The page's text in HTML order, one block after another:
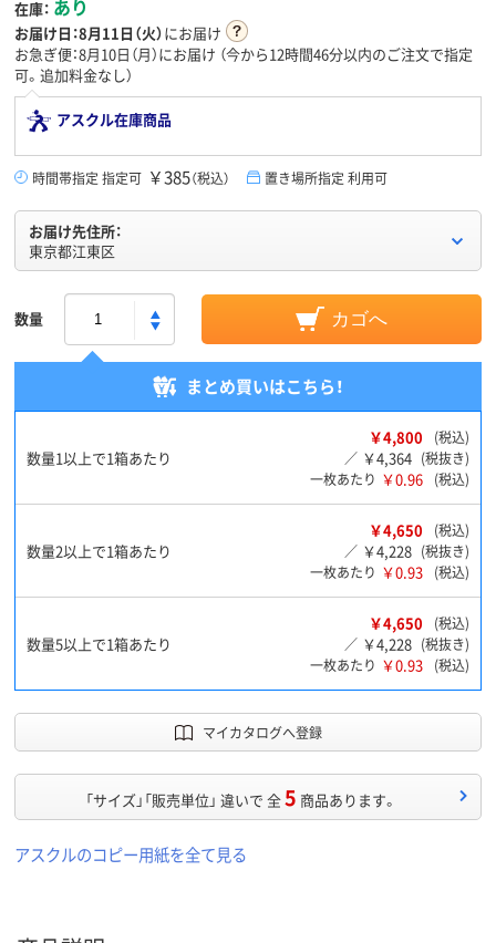
在庫： あり
お届け日：8月11日（火）にお届け
お急ぎ便：8月10日（月）にお届け （今から12時間46分以内のご注文で指定
可。追加料金なし）
アスクル在庫商品
時間帯指定 指定可 ￥385（税込） 置き場所指定 利用可
お届け先住所：
東京都江東区
数量 カゴへ
まとめ買いはこちら！
数量1以上で1箱あたり
￥4,800
(税込)
／ ￥4,364 (税抜き)
一枚あたり ￥0.96 (税込)
数量2以上で1箱あたり
￥4,650
(税込)
／ ￥4,228 (税抜き)
一枚あたり ￥0.93 (税込)
数量5以上で1箱あたり
￥4,650
(税込)
／ ￥4,228 (税抜き)
一枚あたり ￥0.93 (税込)
マイカタログへ登録
「サイズ」「販売単位」 違いで 全5 商品あります。
アスクルのコピー用紙を全て見る